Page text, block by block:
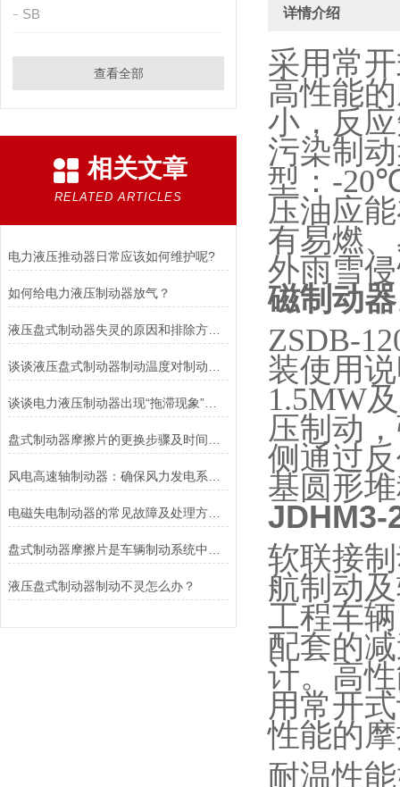
SB
查看全部
相关文章
RELATED ARTICLES
电力液压推动器日常应该如何维护呢?
如何给电力液压制动器放气？
液压盘式制动器失灵的原因和排除方法介绍
谈谈电力液压制动器出现“拖滞现象”的原因及解决方法
电磁失电制动器的常见故障及处理方法讲解
液压盘式制动器制动不灵怎么办？
详情介绍
采用常
高性能
小，反
污染制
型： -20
压油应
有易燃
外雨雪
磁制动器
ZSDB-
装使用
1.5MW
压制动
侧通过
基圆形
JDHM3-
软联接
航制动
工程车
配套的
计。高
用常开
性能的
耐温性